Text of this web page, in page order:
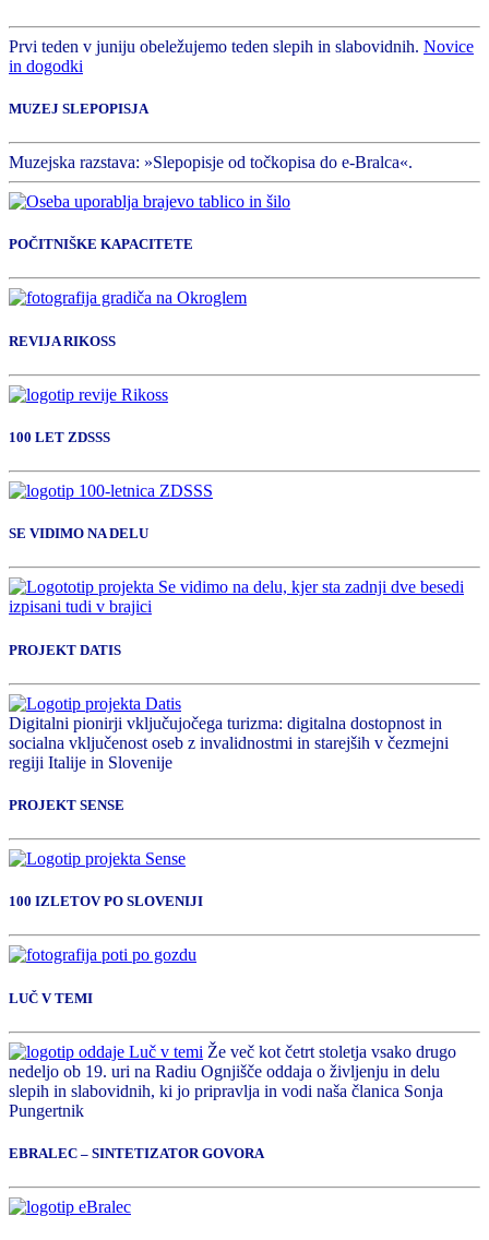
Prvi teden v juniju obeležujemo teden slepih in slabovidnih. Novice
in dogodki
MUZEJ SLEPOPISJA
Muzejska razstava: »Slepopisje od točkopisa do e-Bralca«.
POČITNIŠKE KAPACITETE
REVIJA RIKOSS
100 LET ZDSSS
SE VIDIMO NA DELU
PROJEKT DATIS
Digitalni pionirji vključujočega turizma: digitalna dostopnost in
socialna vključenost oseb z invalidnostmi in starejših v čezmejni
regiji Italije in Slovenije
PROJEKT SENSE
100 IZLETOV PO SLOVENIJI
LUČ V TEMI
Že več kot četrt stoletja vsako drugo
nedeljo ob 19. uri na Radiu Ognjišče oddaja o življenju in delu
slepih in slabovidnih, ki jo pripravlja in vodi naša članica Sonja
Pungertnik
EBRALEC – SINTETIZATOR GOVORA